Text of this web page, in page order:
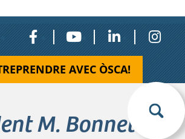
AVEC ÒSCA!
M. Bonnet